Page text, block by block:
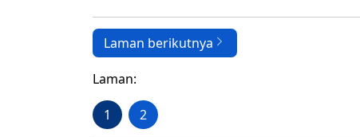
Laman berikutnya
Laman:
1 2